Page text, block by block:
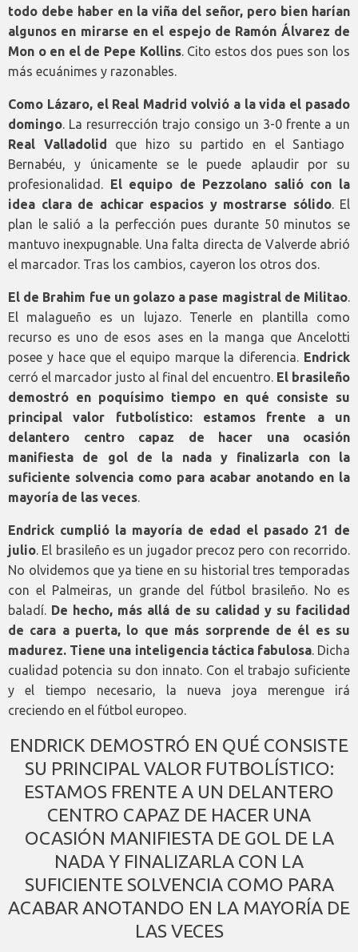
todo debe haber en la viña del señor, pero bien harían
algunos en mirarse en el espejo de Ramón Álvarez de
Mon o en el de Pepe Kollins. Cito estos dos pues son los
más ecuánimes y razonables.
Como Lázaro, el Real Madrid volvió a la vida el pasado
domingo. La resurrección trajo consigo un 3-0 frente a un
Real Valladolid
que hizo su partido en el Santiago
Bernabéu, y únicamente se le puede aplaudir por su
profesionalidad.
El equipo de Pezzolano salió con la
idea clara de achicar espacios y mostrarse sólido. El
plan le salió a la perfección pues durante 50 minutos se
mantuvo inexpugnable. Una falta directa de Valverde abrió
el marcador. Tras los cambios, cayeron los otros dos.
El de Brahim fue un golazo a pase magistral de Militao.
El malagueño es un lujazo. Tenerle en plantilla como
recurso es uno de esos ases en la manga que Ancelotti
posee y hace que el equipo marque la diferencia. Endrick
cerró el marcador justo al final del encuentro. El brasileño
demostró en poquísimo tiempo en qué consiste su
principal valor futbolístico: estamos frente a un
delantero centro capaz de hacer una ocasión
manifiesta de gol de la nada y finalizarla con la
suficiente solvencia como para acabar anotando en la
mayoría de las veces.
Endrick cumplió la mayoría de edad el pasado 21 de
julio. El brasileño es un jugador precoz pero con recorrido.
No olvidemos que ya tiene en su historial tres temporadas
con el Palmeiras, un grande del fútbol brasileño. No es
baladí. De hecho, más allá de su calidad y su facilidad
de cara a puerta, lo que más sorprende de él es su
madurez. Tiene una inteligencia táctica fabulosa. Dicha
cualidad potencia su don innato. Con el trabajo suficiente
y el tiempo necesario, la nueva joya merengue irá
creciendo en el fútbol europeo.
ENDRICK DEMOSTRÓ EN QUÉ CONSISTE
SU PRINCIPAL VALOR FUTBOLÍSTICO:
ESTAMOS FRENTE A UN DELANTERO
CENTRO CAPAZ DE HACER UNA
OCASIÓN MANIFIESTA DE GOL DE LA
NADA Y FINALIZARLA CON LA
SUFICIENTE SOLVENCIA COMO PARA
ACABAR ANOTANDO EN LA MAYORÍA DE
LAS VECES